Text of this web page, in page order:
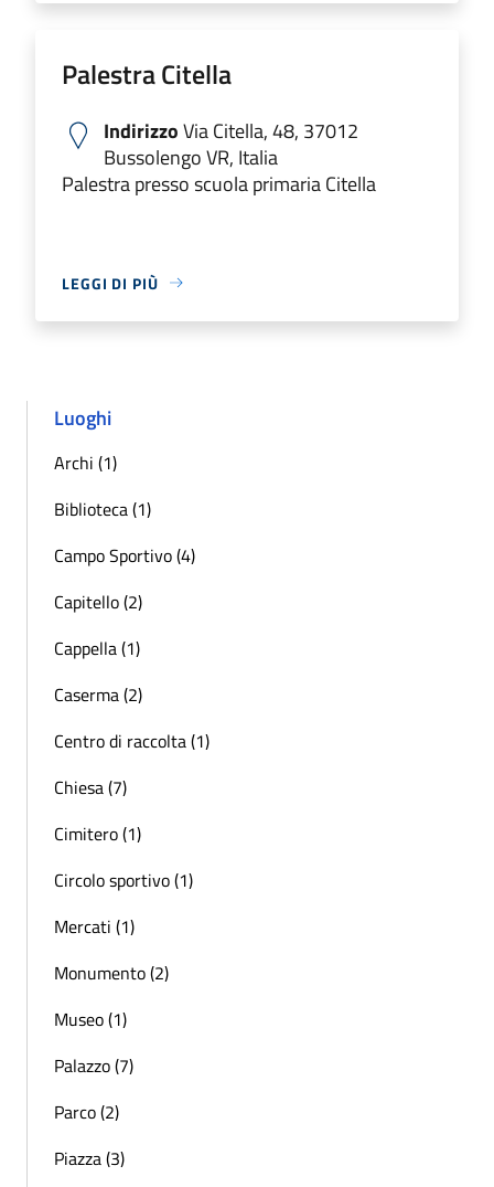
Palestra Citella
IndirizzoVia Citella, 48, 37012
Bussolengo VR, Italia
Palestra presso scuola primaria Citella
LEGGI DI PIÙ
Luoghi
Archi (1)
Biblioteca (1)
Campo Sportivo (4)
Capitello (2)
Cappella (1)
Caserma (2)
Centro di raccolta (1)
Chiesa (7)
Cimitero (1)
Circolo sportivo (1)
Mercati (1)
Monumento (2)
Museo (1)
Palazzo (7)
Parco (2)
Piazza (3)